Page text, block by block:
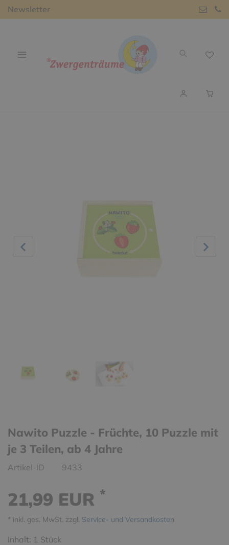
Newsletter
Nawito Puzzle - Früchte, 10 Puzzle mit
je 3 Teilen, ab 4 Jahre
Artikel-ID 9433
21,99 EUR *
* inkl. ges. MwSt. zzgl. Service- und Versandkosten
Inhalt: 1 Stück